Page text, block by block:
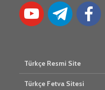
Türkçe Resmi Site
Türkçe Fetva Sitesi